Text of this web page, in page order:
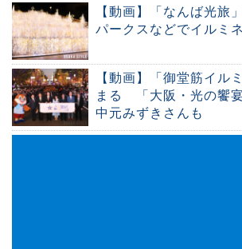
【動画】「なんば光
パークスなどでイルミ
【動画】「御堂筋イル
まる 「大阪・光の饗
中元みずきさんも